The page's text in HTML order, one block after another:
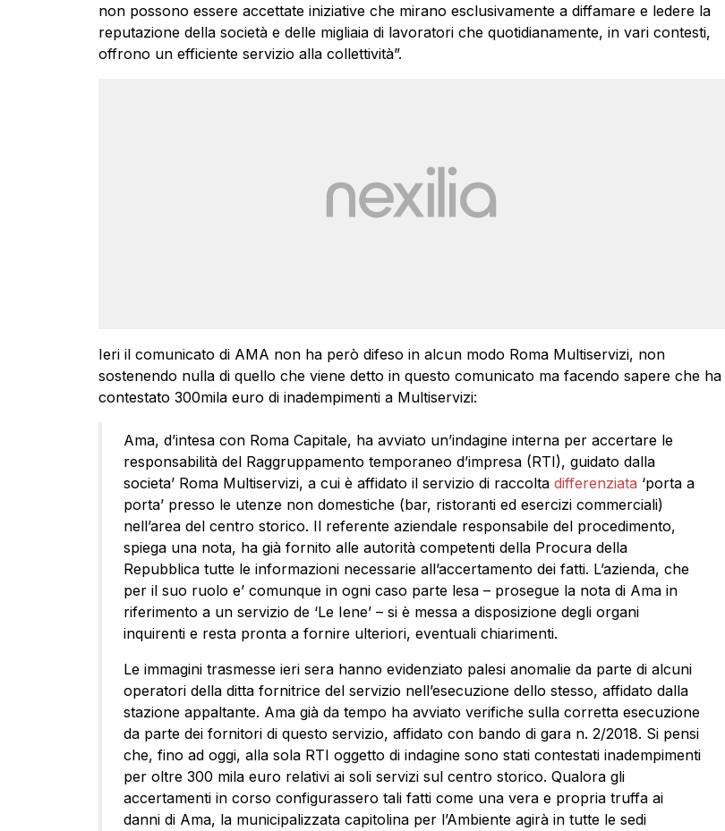
non possono essere accettate iniziative che mirano esclusivamente a diffamare e ledere la
reputazione della società e delle migliaia di lavoratori che quotidianamente, in vari contesti,
offrono un efficiente servizio alla collettività”.
Ieri il comunicato di AMA non ha però difeso in alcun modo Roma Multiservizi, non
sostenendo nulla di quello che viene detto in questo comunicato ma facendo sapere che ha
contestato 300mila euro di inadempimenti a Multiservizi:
Ama, d’intesa con Roma Capitale, ha avviato un’indagine interna per accertare le
responsabilità del Raggruppamento temporaneo d’impresa (RTI), guidato dalla
societa’ Roma Multiservizi, a cui è affidato il servizio di raccolta differenziata ‘porta a
porta’ presso le utenze non domestiche (bar, ristoranti ed esercizi commerciali)
nell’area del centro storico. Il referente aziendale responsabile del procedimento,
spiega una nota, ha già fornito alle autorità competenti della Procura della
Repubblica tutte le informazioni necessarie all’accertamento dei fatti. L’azienda, che
per il suo ruolo e’ comunque in ogni caso parte lesa – prosegue la nota di Ama in
riferimento a un servizio de ‘Le Iene’ – si è messa a disposizione degli organi
inquirenti e resta pronta a fornire ulteriori, eventuali chiarimenti.
Le immagini trasmesse ieri sera hanno evidenziato palesi anomalie da parte di alcuni
operatori della ditta fornitrice del servizio nell’esecuzione dello stesso, affidato dalla
stazione appaltante. Ama già da tempo ha avviato verifiche sulla corretta esecuzione
da parte dei fornitori di questo servizio, affidato con bando di gara n. 2/2018. Si pensi
che, fino ad oggi, alla sola RTI oggetto di indagine sono stati contestati inadempimenti
per oltre 300 mila euro relativi ai soli servizi sul centro storico. Qualora gli
accertamenti in corso configurassero tali fatti come una vera e propria truffa ai
danni di Ama, la municipalizzata capitolina per l’Ambiente agirà in tutte le sedi